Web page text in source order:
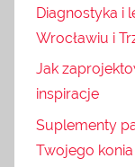
Diagnostyka i
Wrocławiu i
Jak
inspiracje
Suplementy
Twojego konia